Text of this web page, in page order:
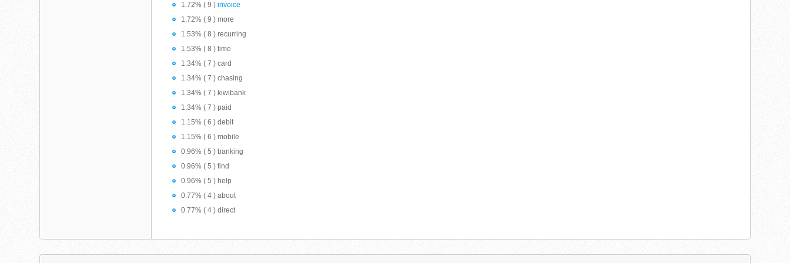
1.72% ( 9 )invoice
1.72% ( 9 ) more
1.53% ( 8 ) recurring
1.53% ( 8 ) time
1.34% ( 7 ) card
1.34% ( 7 ) chasing
1.34% ( 7 ) kiwibank
1.34% ( 7 ) paid
1.15% ( 6 ) debit
1.15% ( 6 ) mobile
0.96% ( 5 ) banking
0.96% ( 5 ) find
0.96% ( 5 ) help
0.77% ( 4 ) about
0.77% ( 4 ) direct